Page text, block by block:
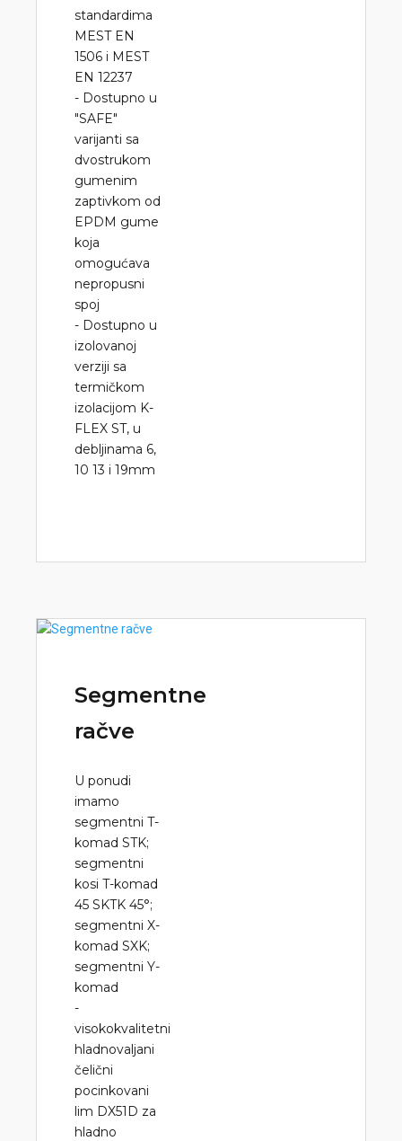
standardima
MEST EN
1506 i MEST
EN 12237
- Dostupno u
"SAFE"
varijanti sa
dvostrukom
gumenim
zaptivkom od
EPDM gume
koja
omogućava
nepropusni
spoj
- Dostupno u
izolovanoj
verziji sa
termičkom
izolacijom K-
FLEX ST, u
debljinama 6,
10 13 i 19mm
Segmentne
račve
U ponudi
imamo
segmentni T-
komad STK;
segmentni
kosi T-komad
45 SKTK 45°;
segmentni X-
komad SXK;
segmentni Y-
komad
-
visokokvalitetni
hladnovaljani
čelični
pocinkovani
lim DX51D za
hladno